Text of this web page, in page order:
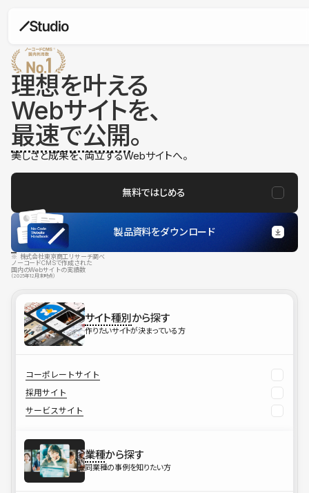
理想を叶える
Webサイトを、
最速で公開。
美しさと成果を、両立するWebサイトへ。
無料ではじめる
製品資料をダウンロード
※ 株式会社東京商工リサーチ調べ
ノーコードCMSで作成された
国内のWebサイトの実績数
（2025年12月末時点）
サイト種別から探す
作りたいサイトが決まっている方
コーポレートサイト
採用サイト
サービスサイト
業種から探す
同業種の事例を知りたい方